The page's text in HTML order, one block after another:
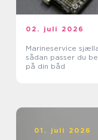
02. juli 2026
Marineservice
sådan passer du
på din båd
01. juli 2026